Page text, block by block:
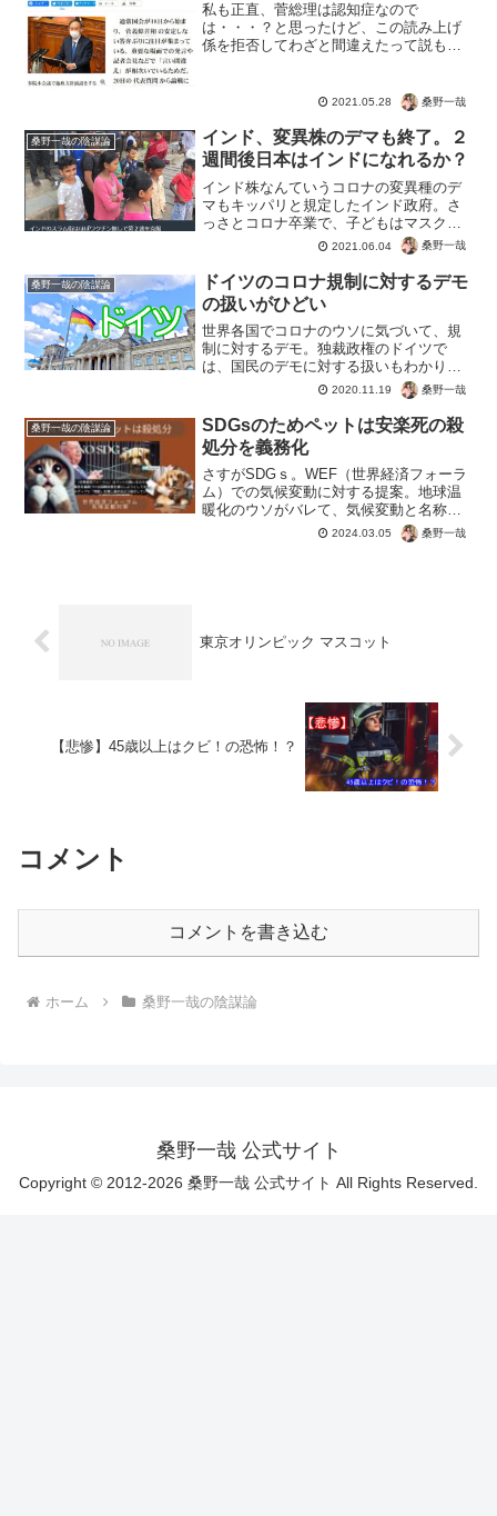
私も正直、菅総理は認知症なので
は・・・？と思ったけど、この読み上げ
係を拒否してわざと間違えたって説も、
急事態宣言の中身もなく、言わされ照
る、やらされてるんだな。というの...
2021.05.28 桑野一哉
桑野一哉の陰謀論
インド、変異株のデマも終了。２
週間後日本はインドになれるか？
インド株なんていうコロナの変異種のデ
マもキッパリと規定したインド政府。さ
っさとコロナ卒業で、子どもはマスクも
ないので笑顔で日常を過ごしているんで
すね。大丈夫？日本ｗｗｗインドのムン
バイのスラム街では、ワクチンの出番も
なく、第２波が収束してし...
2021.06.04 桑野一哉
桑野一哉の陰謀論
ドイツのコロナ規制に対するデモ
の扱いがひどい
世界各国でコロナのウソに気づいて、規
制に対するデモ。独裁政権のドイツで
は、国民のデモに対する扱いもわかりや
すいですね。ドイツでは、メルケル独裁
政権の下、マスク着用やアルコールの規
制、商店の閉鎖、スポーツイベントの中
止など、市民の自由をはく奪...
2020.11.19 桑野一哉
桑野一哉の陰謀論
SDGsのためペットは安楽死の殺
処分を義務化
さすがSDGｓ。WEF（世界経済フォーラ
ム）での気候変動に対する提案。地球温
暖化のウソがバレて、気候変動と名称を
変更。この茶番の提案にでたのが、ペッ
トは問題なので安楽死の殺処分を義務化
2024.03.05 桑野一哉
東京オリンピック マスコット
【悲惨】45歳以上はクビ！の恐怖！？
コメント
コメントを書き込む
ホーム 桑野一哉の陰謀論
桑野一哉 公式サイト
Copyright © 2012-2026 桑野一哉 公式サイト All Rights Reserved.